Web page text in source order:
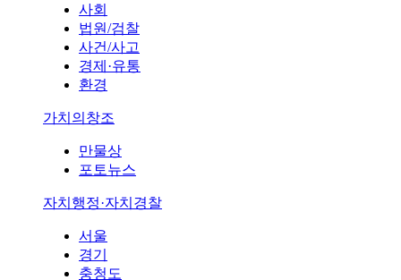
사회
법원/검찰
사건/사고
경제·유통
환경
가치의창조
만물상
포토뉴스
자치행정·자치경찰
서울
경기
충청도